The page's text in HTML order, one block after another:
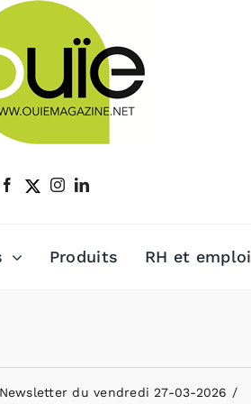
Produits RH et emploi
Newsletter du vendredi 27-03-2026